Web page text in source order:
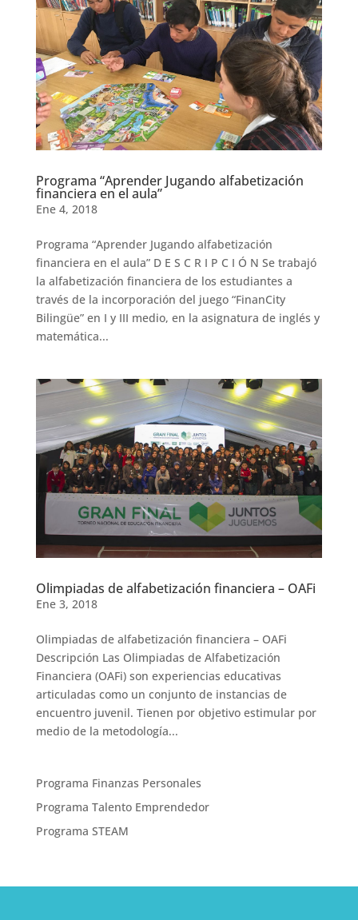
Programa “Aprender Jugando alfabetización
financiera en el aula”
Ene 4, 2018
Programa “Aprender Jugando alfabetización
financiera en el aula” D E S C R I P C I Ó N Se trabajó
la alfabetización financiera de los estudiantes a
través de la incorporación del juego “FinanCity
Bilingüe” en I y III medio, en la asignatura de inglés y
matemática...
Olimpiadas de alfabetización financiera – OAFi
Ene 3, 2018
Olimpiadas de alfabetización financiera – OAFi
Descripción Las Olimpiadas de Alfabetización
Financiera (OAFi) son experiencias educativas
articuladas como un conjunto de instancias de
encuentro juvenil. Tienen por objetivo estimular por
medio de la metodología...
Programa Finanzas Personales
Programa Talento Emprendedor
Programa STEAM